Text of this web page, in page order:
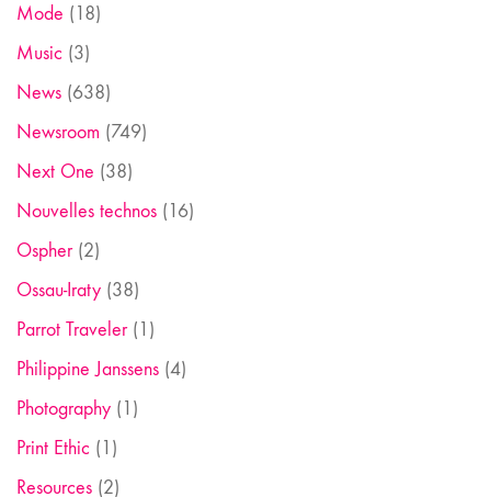
Mode (18)
Music (3)
News (638)
Newsroom (749)
Next One (38)
Nouvelles technos (16)
Ospher(2)
Ossau-Iraty (38)
Parrot Traveler(1)
Philippine Janssens (4)
Photography (1)
Print Ethic (1)
Resources (2)